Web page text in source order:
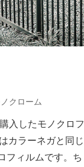
クローム
入したモノクロフ
カラーネガと同じ
フィルムです。ち